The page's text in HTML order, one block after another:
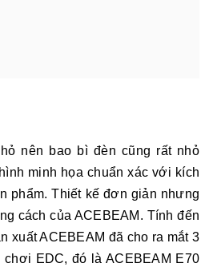
nên bao bì đèn cũng rất nhỏ
minh họa chuẩn xác với kích
phẩm. Thiết kế đơn giản nhưng
cách của ACEBEAM. Tính đến
xuất ACEBEAM đã cho ra mắt 3
EDC, đó là ACEBEAM E70